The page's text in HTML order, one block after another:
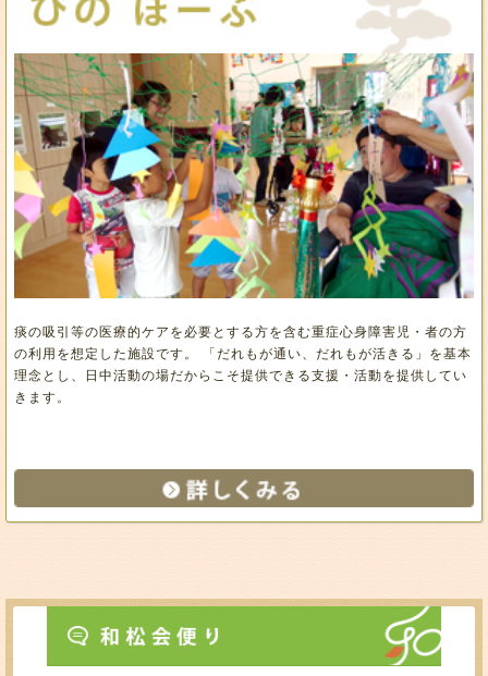
痰の吸引等の医療的ケアを必要とする方を含む重症心身障害児・者の方
の利用を想定した施設です。 「だれもが通い、だれもが活きる」を基本
理念とし、日中活動の場だからこそ提供できる支援・活動を提供してい
きます。